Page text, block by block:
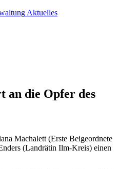
Aktuelles
an die Opfer des
Machalett (Erste Beigeordnete
(Landrätin Ilm-Kreis) einen